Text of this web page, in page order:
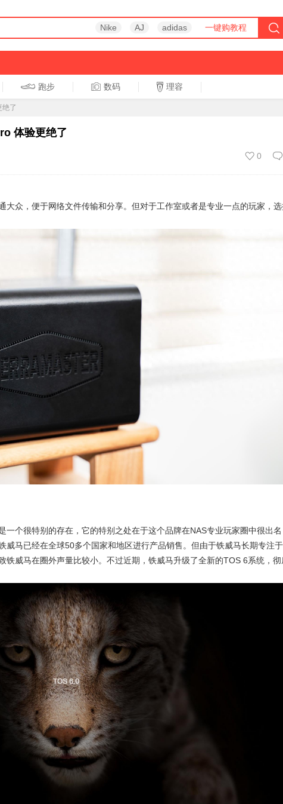
Nike AJ adidas 一键购教程
跑步 数码 理容
了
体验更绝了
0
大众，便于网络文件传输和分享。但对于工作室或者是专业一点的玩家，
一个很特别的存在，它的特别之处在于这个品牌在NAS专业玩家圈中很出
威马已经在全球50多个国家和地区进行产品销售。但由于铁威马长期专注
铁威马在圈外声量比较小。不过近期，铁威马升级了全新的TOS 6系统，彻